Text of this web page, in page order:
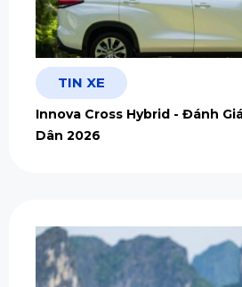
TIN XE
Innova Cross Hybrid - Đánh
Dân 2026